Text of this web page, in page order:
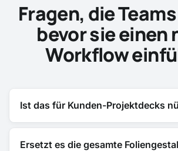
Fragen, die
bevor sie einen
Workflow
Ist das für Kunden-Projektdecks
Ersetzt es die gesamte